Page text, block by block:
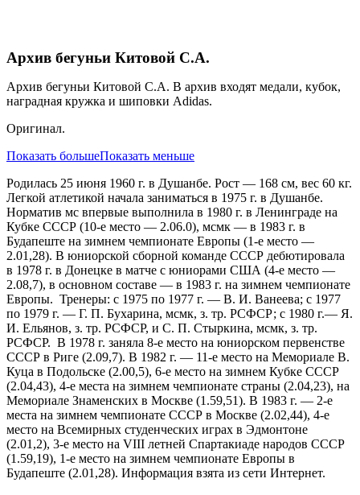
Архив бегуньи Китовой С.А.
Архив бегуньи Китовой С.А. В архив входят медали, кубок,
наградная кружка и шиповки Adidas.
Оригинал.
Показать большеПоказать меньше
Родилась 25 июня 1960 г. в Душанбе. Рост — 168 см, вес 60 кг.
Легкой атлетикой начала заниматься в 1975 г. в Душанбе.
Норматив мс впервые выполнила в 1980 г. в Ленинграде на
Кубке СССР (10-е место — 2.06.0), мсмк — в 1983 г. в
Будапеште на зимнем чемпионате Европы (1-е место —
2.01,28). В юниорской сборной команде СССР дебютировала
в 1978 г. в Донецке в матче с юниорами США (4-е место —
2.08,7), в основном составе — в 1983 г. на зимнем чемпионате
Европы. Тренеры: с 1975 по 1977 г. — В. И. Ванеева; с 1977
по 1979 г. — Г. П. Бухарина, мсмк, з. тр. РСФСР; с 1980 г.— Я.
И. Ельянов, з. тр. РСФСР, и С. П. Стыркина, мсмк, з. тр.
РСФСР. В 1978 г. заняла 8-е место на юниорском первенстве
СССР в Риге (2.09,7). В 1982 г. — 11-е место на Мемориале В.
Куца в Подольске (2.00,5), 6-е место на зимнем Кубке СССР
(2.04,43), 4-е места на зимнем чемпионате страны (2.04,23), на
Мемориале Знаменских в Москве (1.59,51). В 1983 г. — 2-е
места на зимнем чемпионате СССР в Москве (2.02,44), 4-е
место на Всемирных студенческих играх в Эдмонтоне
(2.01,2), 3-е место на VIII летней Спартакиаде народов СССР
(1.59,19), 1-е место на зимнем чемпионате Европы в
Будапеште (2.01,28). Информация взята из сети Интернет.